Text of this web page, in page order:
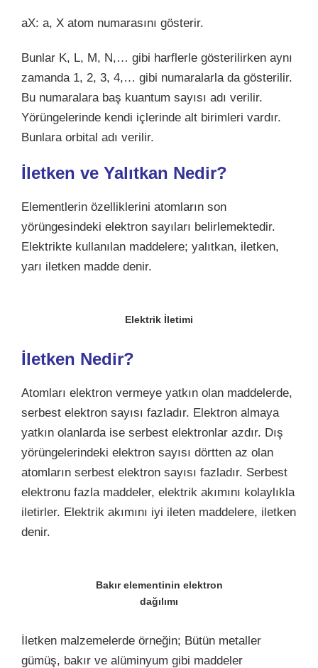
aX: a, X atom numarasını gösterir.
Bunlar K, L, M, N,… gibi harflerle gösterilirken aynı
zamanda 1, 2, 3, 4,… gibi numaralarla da gösterilir.
Bu numaralara baş kuantum sayısı adı verilir.
Yörüngelerinde kendi içlerinde alt birimleri vardır.
Bunlara orbital adı verilir.
İletken ve Yalıtkan Nedir?
Elementlerin özelliklerini atomların son
yörüngesindeki elektron sayıları belirlemektedir.
Elektrikte kullanılan maddelere; yalıtkan, iletken,
yarı iletken madde denir.
Elektrik İletimi
İletken Nedir?
Atomları elektron vermeye yatkın olan maddelerde,
serbest elektron sayısı fazladır. Elektron almaya
yatkın olanlarda ise serbest elektronlar azdır. Dış
yörüngelerindeki elektron sayısı dörtten az olan
atomların serbest elektron sayısı fazladır. Serbest
elektronu fazla maddeler, elektrik akımını kolaylıkla
iletirler. Elektrik akımını iyi ileten maddelere, iletken
denir.
Bakır elementinin elektron
dağılımı
İletken malzemelerde örneğin; Bütün metaller
gümüş, bakır ve alüminyum gibi maddeler